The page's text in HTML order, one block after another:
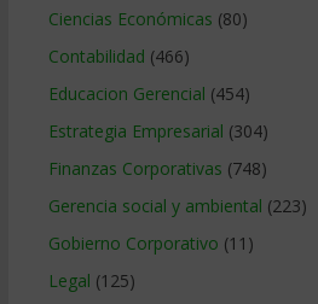
Ciencias Económicas (80)
Contabilidad (466)
Educacion Gerencial (454)
Estrategia Empresarial (304)
Finanzas Corporativas (748)
Gerencia social y ambiental (223)
Gobierno Corporativo (11)
Legal (125)